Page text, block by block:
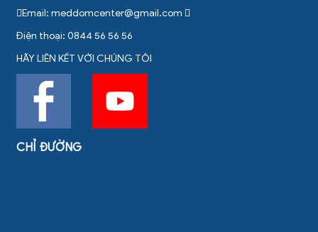
Email: meddomcenter@gmail.com
Điện thoại: 0844 56 56 56
HÃY LIÊN KẾT VỚI CHÚNG TÔI
CHỈ ĐƯỜNG